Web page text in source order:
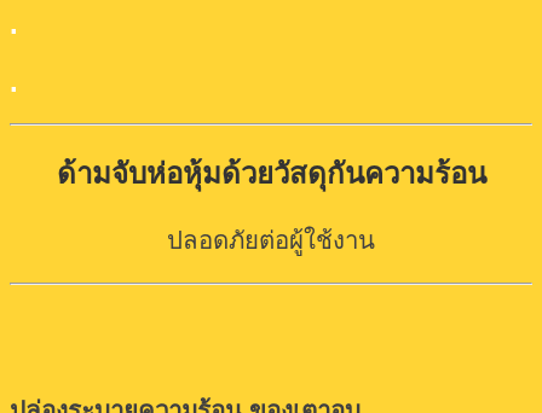
.
.
ด้ามจับห่อหุ้มด้วยวัสดุกันความร้อน
ปลอดภัยต่อผู้ใช้งาน